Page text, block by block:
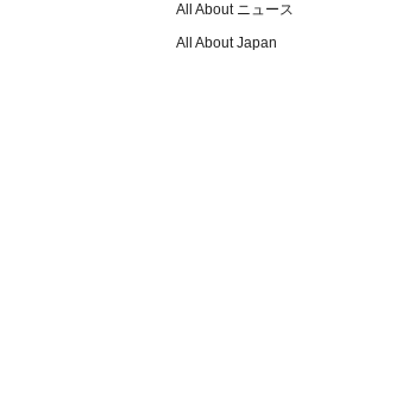
All About ニュース
All About Japan